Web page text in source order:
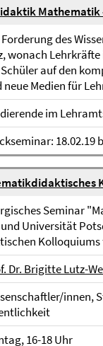
des
wonach
auf den
Medien für
im
18.02.19
Seminar
Universität
Kolloquiums
Dr. Brigitte Lutz-
innen,
16-18 Uhr